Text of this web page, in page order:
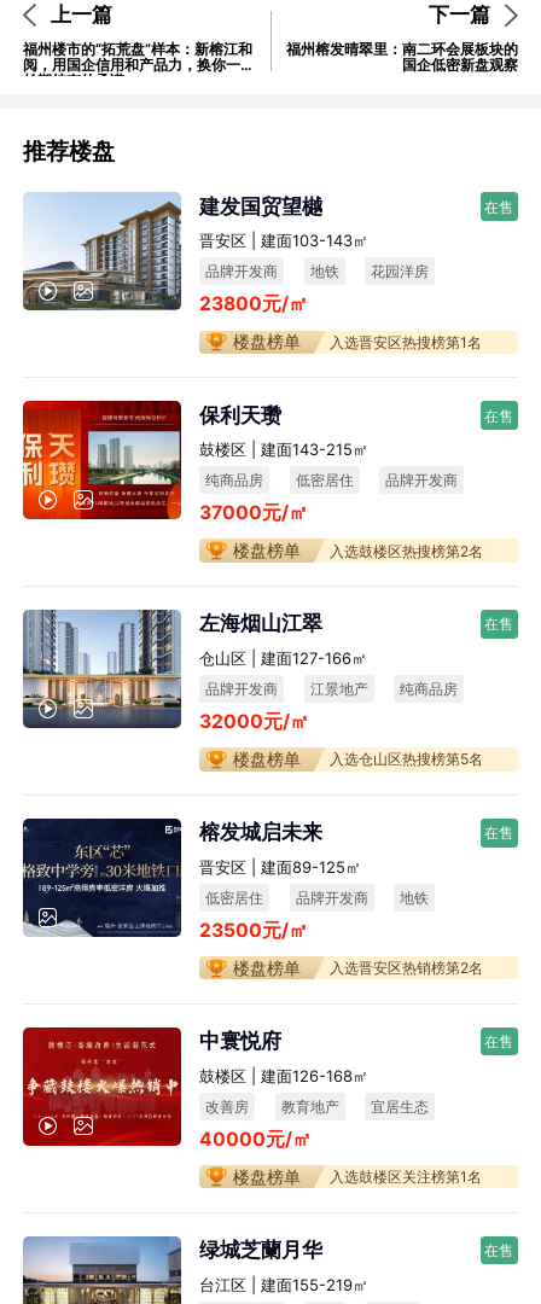
上一篇
福州楼市的“拓荒盘”样本：新榕江和
阅，用国企信用和产品力，换你一个
长期持有的承诺
下一篇
福州榕发晴翠里：南二环会展板块的
国企低密新盘观察
推荐楼盘
建发国贸望樾 在售
晋安区 | 建面103-143㎡
品牌开发商 地铁 花园洋房
23800元/㎡
楼盘榜单 入选晋安区热搜榜第1名
保利天瓒 在售
鼓楼区 | 建面143-215㎡
纯商品房 低密居住 品牌开发商
37000元/㎡
楼盘榜单 入选鼓楼区热搜榜第2名
左海烟山江翠 在售
仓山区 | 建面127-166㎡
品牌开发商 江景地产
纯商品房
宜居生态
32000元/㎡
楼盘榜单 入选仓山区热搜榜第5名
榕发城启未来 在售
晋安区 | 建面89-125㎡
低密居住 品牌开发商 地铁
23500元/㎡
楼盘榜单 入选晋安区热销榜第2名
中寰悦府 在售
鼓楼区 | 建面126-168㎡
改善房 教育地产
宜居生态
不限购
40000元/㎡
楼盘榜单 入选鼓楼区关注榜第1名
绿城芝蘭月华 在售
台江区 | 建面155-219㎡